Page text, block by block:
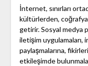
İnternet, sınırları
kültürlerden,
getirir. Sosyal medya
iletişim uygulamaları,
paylaşmalarına,
etkileşimde